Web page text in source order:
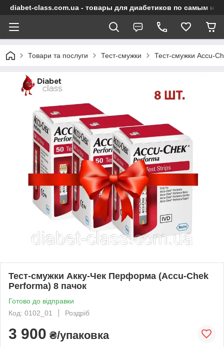
diabet-class.com.ua - товары для диабетиков по самым
Товари та послуги Тест-смужки Тест-смужки Accu-
Тест-смужки Акку-Чек Перформа (Accu-Chek
Performa) 8 пачок
Готово до відправки
Код: 0102_01
Роздріб
3 900 ₴/упаковка